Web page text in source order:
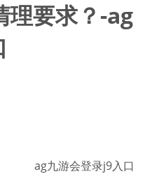
理要求？-ag
ag九游会登录j9入口